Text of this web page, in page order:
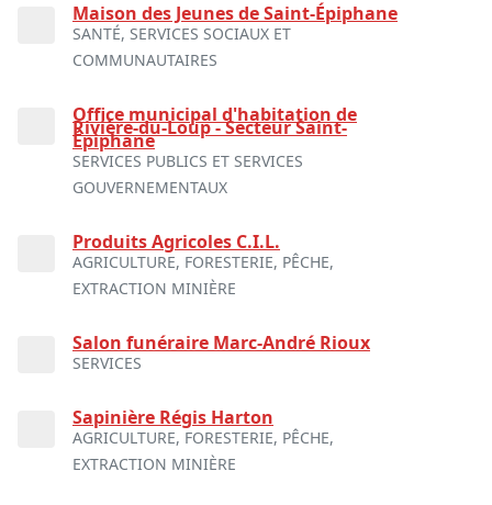
Maison des Jeunes de Saint-Épiphane
SANTÉ, SERVICES SOCIAUX ET
COMMUNAUTAIRES
Office municipal d'habitation de
Rivière-du-Loup - Secteur Saint-
Épiphane
SERVICES PUBLICS ET SERVICES
GOUVERNEMENTAUX
Produits Agricoles C.I.L.
AGRICULTURE, FORESTERIE, PÊCHE,
EXTRACTION MINIÈRE
Salon funéraire Marc-André Rioux
SERVICES
Sapinière Régis Harton
AGRICULTURE, FORESTERIE, PÊCHE,
EXTRACTION MINIÈRE